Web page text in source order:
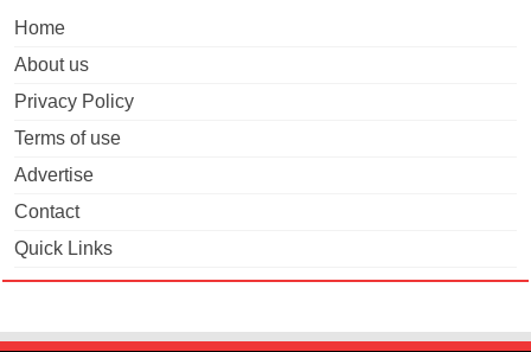
Home
About us
Privacy Policy
Terms of use
Advertise
Contact
Quick Links